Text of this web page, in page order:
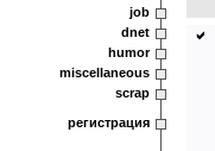
job
dnet
humor
miscellaneous
scrap
регистрация